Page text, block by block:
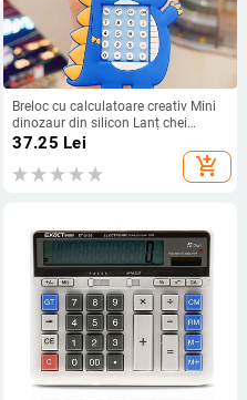
Breloc cu calculatoare creativ Mini
dinozaur din silicon Lanț chei
portabil Calculator pandantiv
Accesorii pentru ghiozdan pentru
elev
37.25 Lei
add_shopping_cart